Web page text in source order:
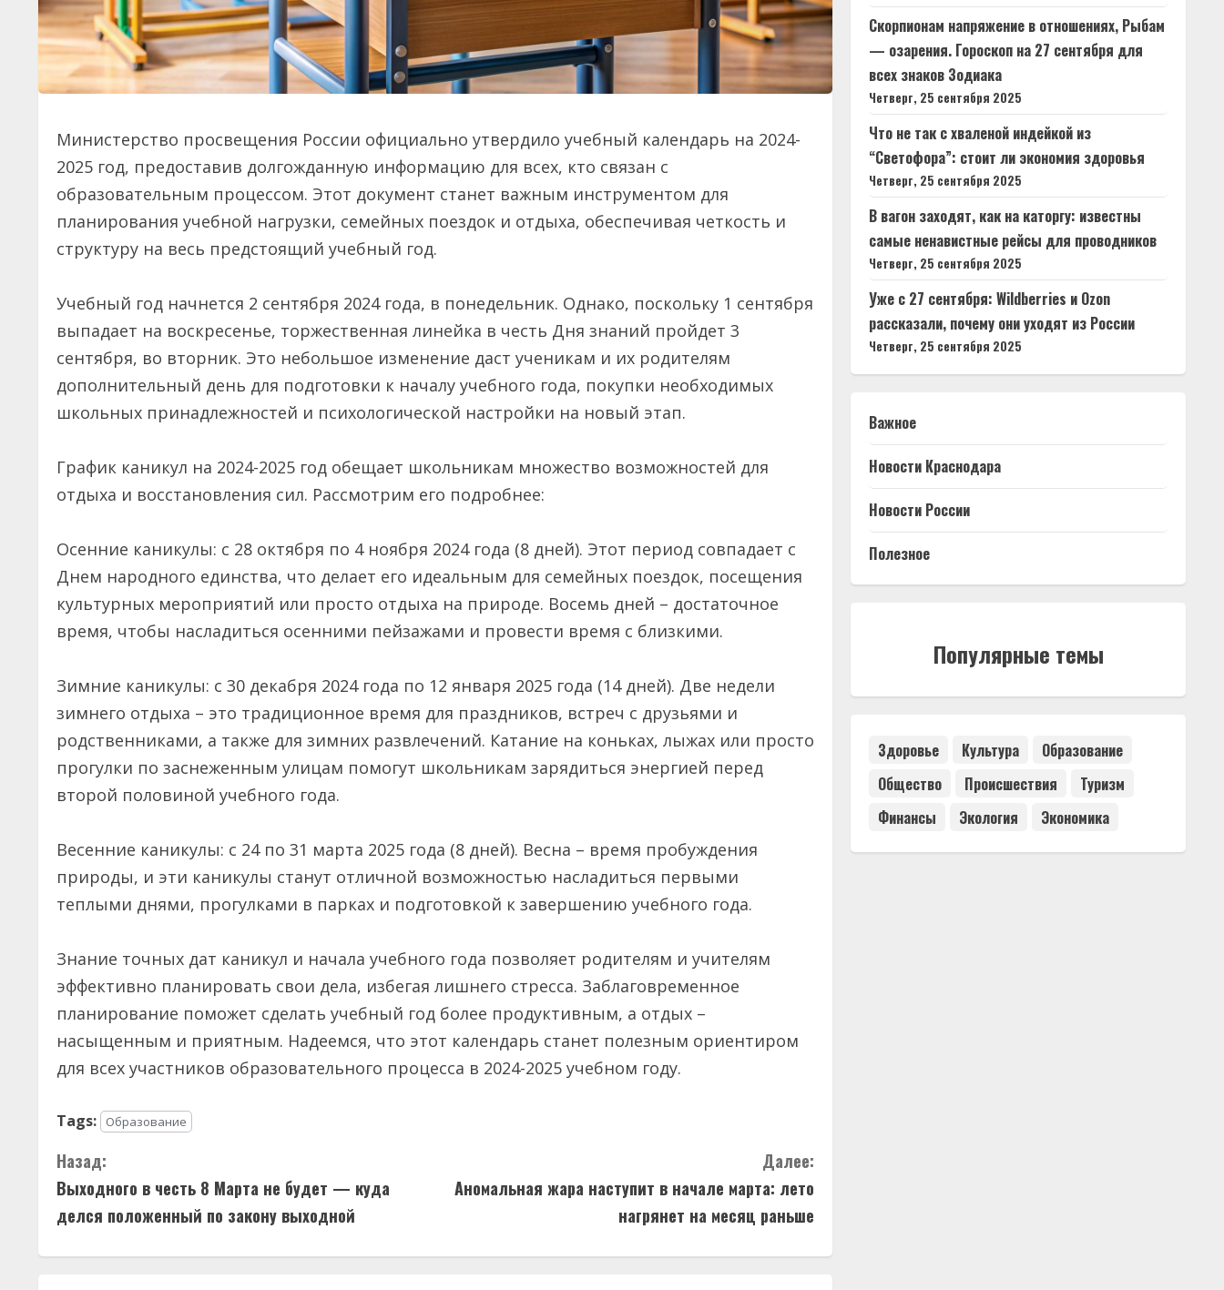
Министерство просвещения России официально утвердило учебный календарь на 2024-
2025 год, предоставив долгожданную информацию для всех, кто связан с
образовательным процессом. Этот документ станет важным инструментом для
планирования учебной нагрузки, семейных поездок и отдыха, обеспечивая четкость и
структуру на весь предстоящий учебный год.
Учебный год начнется 2 сентября 2024 года, в понедельник. Однако, поскольку 1 сентября
выпадает на воскресенье, торжественная линейка в честь Дня знаний пройдет 3
сентября, во вторник. Это небольшое изменение даст ученикам и их родителям
дополнительный день для подготовки к началу учебного года, покупки необходимых
школьных принадлежностей и психологической настройки на новый этап.
График каникул на 2024-2025 год обещает школьникам множество возможностей для
отдыха и восстановления сил. Рассмотрим его подробнее:
Осенние каникулы: с 28 октября по 4 ноября 2024 года (8 дней). Этот период совпадает с
Днем народного единства, что делает его идеальным для семейных поездок, посещения
культурных мероприятий или просто отдыха на природе. Восемь дней – достаточное
время, чтобы насладиться осенними пейзажами и провести время с близкими.
Зимние каникулы: с 30 декабря 2024 года по 12 января 2025 года (14 дней). Две недели
зимнего отдыха – это традиционное время для праздников, встреч с друзьями и
родственниками, а также для зимних развлечений. Катание на коньках, лыжах или просто
прогулки по заснеженным улицам помогут школьникам зарядиться энергией перед
второй половиной учебного года.
Весенние каникулы: с 24 по 31 марта 2025 года (8 дней). Весна – время пробуждения
природы, и эти каникулы станут отличной возможностью насладиться первыми
теплыми днями, прогулками в парках и подготовкой к завершению учебного года.
Знание точных дат каникул и начала учебного года позволяет родителям и учителям
эффективно планировать свои дела, избегая лишнего стресса. Заблаговременное
планирование поможет сделать учебный год более продуктивным, а отдых –
насыщенным и приятным. Надеемся, что этот календарь станет полезным ориентиром
для всех участников образовательного процесса в 2024-2025 учебном году.
Tags: Образование
П
р
Назад:
Выходного в честь 8 Марта не будет — куда
делся положенный по закону выходной
Далее:
Аномальная жара наступит в начале марта: лето
нагрянет на месяц раньше
Скорпионам напряжение в отношениях, Рыбам
— озарения. Гороскоп на 27 сентября для
всех знаков Зодиака
Четверг, 25 сентября 2025
Что не так с хваленой индейкой из
“Светофора”: стоит ли экономия здоровья
Четверг, 25 сентября 2025
В вагон заходят, как на каторгу: известны
самые ненавистные рейсы для проводников
Четверг, 25 сентября 2025
Уже с 27 сентября: Wildberries и Ozon
рассказали, почему они уходят из России
Четверг, 25 сентября 2025
Важное
Новости Краснодара
Новости России
Полезное
Популярные темы
Здоровье Культура
Образование
Общество
Происшествия
Туризм
Финансы
Экология Экономика